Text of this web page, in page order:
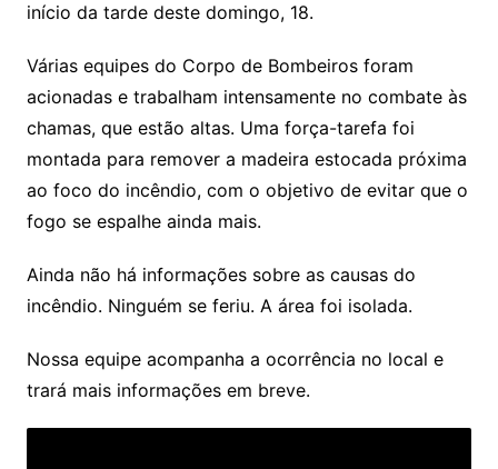
início da tarde deste domingo, 18.
Várias equipes do Corpo de Bombeiros foram
acionadas e trabalham intensamente no combate às
chamas, que estão altas. Uma força-tarefa foi
montada para remover a madeira estocada próxima
ao foco do incêndio, com o objetivo de evitar que o
fogo se espalhe ainda mais.
Ainda não há informações sobre as causas do
incêndio. Ninguém se feriu. A área foi isolada.
Nossa equipe acompanha a ocorrência no local e
trará mais informações em breve.